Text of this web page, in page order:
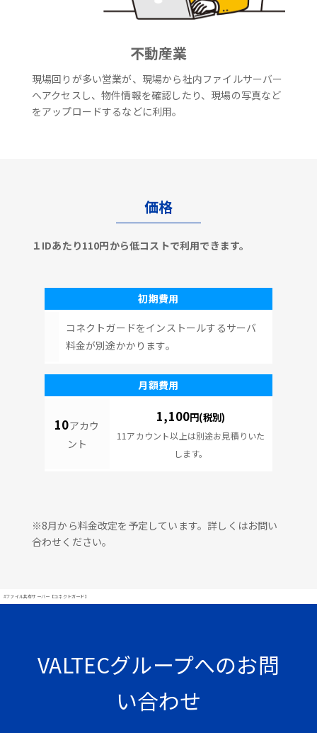
不動産業
現場回りが多い営業が、現場から社内ファイルサーバー
へアクセスし、物件情報を確認したり、現場の写真など
をアップロードするなどに利用。
価格
１IDあたり110円から低コストで利用できます。
初期費用
コネクトガードをインストールするサーバ
料金が別途かかります。
月額費用
10アカウ
ント
1,100円(税別)
11アカウント以上は別途お見積りいた
します。
※8月から料金改定を予定しています。詳しくはお問い
合わせください。
#ファイル共有サーバー【コネクトガード】
VALTECグループへのお問
い合わせ